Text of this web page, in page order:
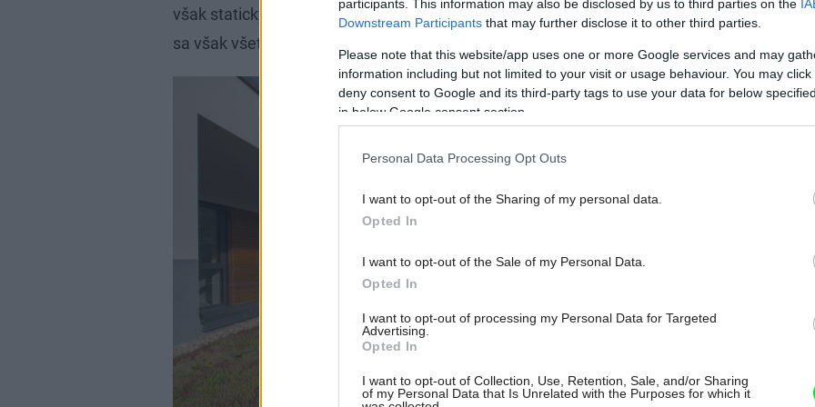
participants. This information may also be disclosed by us to third parties on the
Downstream Participants that may further disclose it to other third parties.
Please note that this website/app uses one or more Google services and may
information including but not limited to your visit or usage behaviour. You may
deny consent to Google and its third-party tags to use your data for below
in below Google consent section.
Personal Data Processing Opt Outs
I want to opt-out of the Sharing of my personal data.
Opted In
I want to opt-out of the Sale of my Personal Data.
Opted In
I want to opt-out of processing my Personal Data for Targeted
Advertising.
Opted In
I want to opt-out of Collection, Use, Retention, Sale, and/or Sharing
of my Personal Data that Is Unrelated with the Purposes for which it
však staticky odizolovali od novostavby, takže ňou nie je zaťažená. Týmto
sa však všetky „starinky“ končia a nasleduje už len moderná výbava.